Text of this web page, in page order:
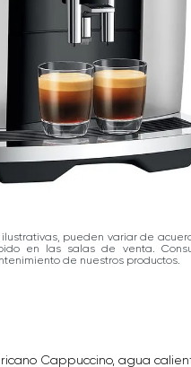
pueden variar de
en las salas de venta.
de nuestros productos.
Cappuccino, agua